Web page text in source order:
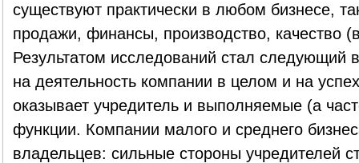
существуют практически в любом бизнесе,
продажи, финансы, производство, качество
Результатом исследований стал
на деятельность компании в целом и на
оказывает учредитель и выполняемые (а
функции. Компании малого и среднего
владельцев: сильные стороны учредителей